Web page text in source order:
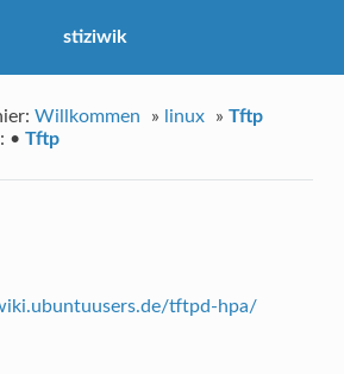
stiziwik
Willkommen » linux »Tftp
• Tftp
tftpd-hpa/